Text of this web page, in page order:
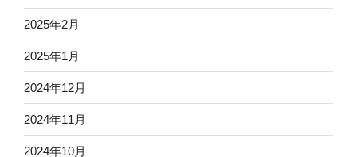
2025年2月
2025年1月
2024年12月
2024年11月
2024年10月